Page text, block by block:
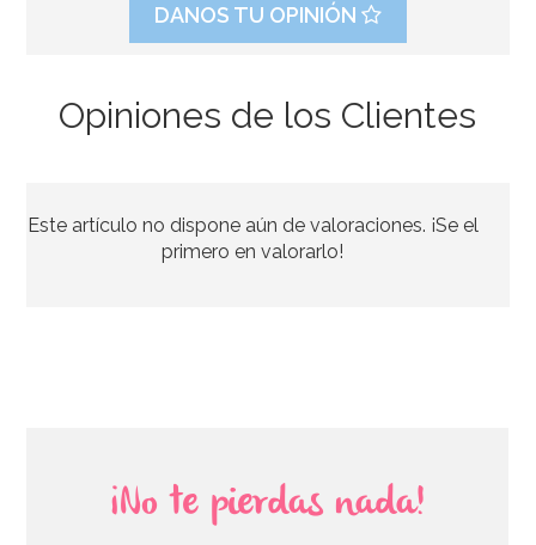
2,90€
DANOS TU OPINIÓN
Opiniones de los Clientes
Este artículo no dispone aún de valoraciones. ¡Se el
primero en valorarlo!
¡No te pierdas nada!